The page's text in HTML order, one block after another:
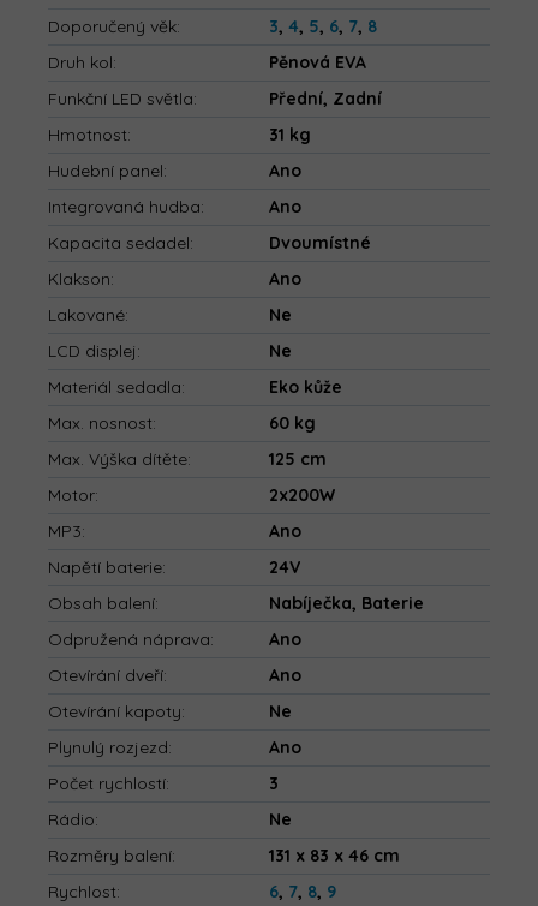
Doporučený věk: 3, 4, 5, 6, 7, 8
Druh kol:
Pěnová EVA
Funkční LED světla:
Přední, Zadní
Hmotnost:
31 kg
Hudební panel:
Ano
Integrovaná hudba:
Ano
Kapacita sedadel:
Dvoumístné
Klakson:
Ano
Lakované:
Ne
LCD displej:
Ne
Materiál sedadla:
Eko kůže
Max. nosnost:
60 kg
Max. Výška dítěte:
125 cm
Motor:
2x200W
MP3:
Ano
Napětí baterie:
24V
Obsah balení:
Nabíječka, Baterie
Odpružená náprava:
Ano
Otevírání dveří:
Ano
Otevírání kapoty:
Ne
Plynulý rozjezd:
Ano
Počet rychlostí:
3
Rádio:
Ne
Rozměry balení:
131 x 83 x 46 cm
Rychlost: 6, 7, 8, 9